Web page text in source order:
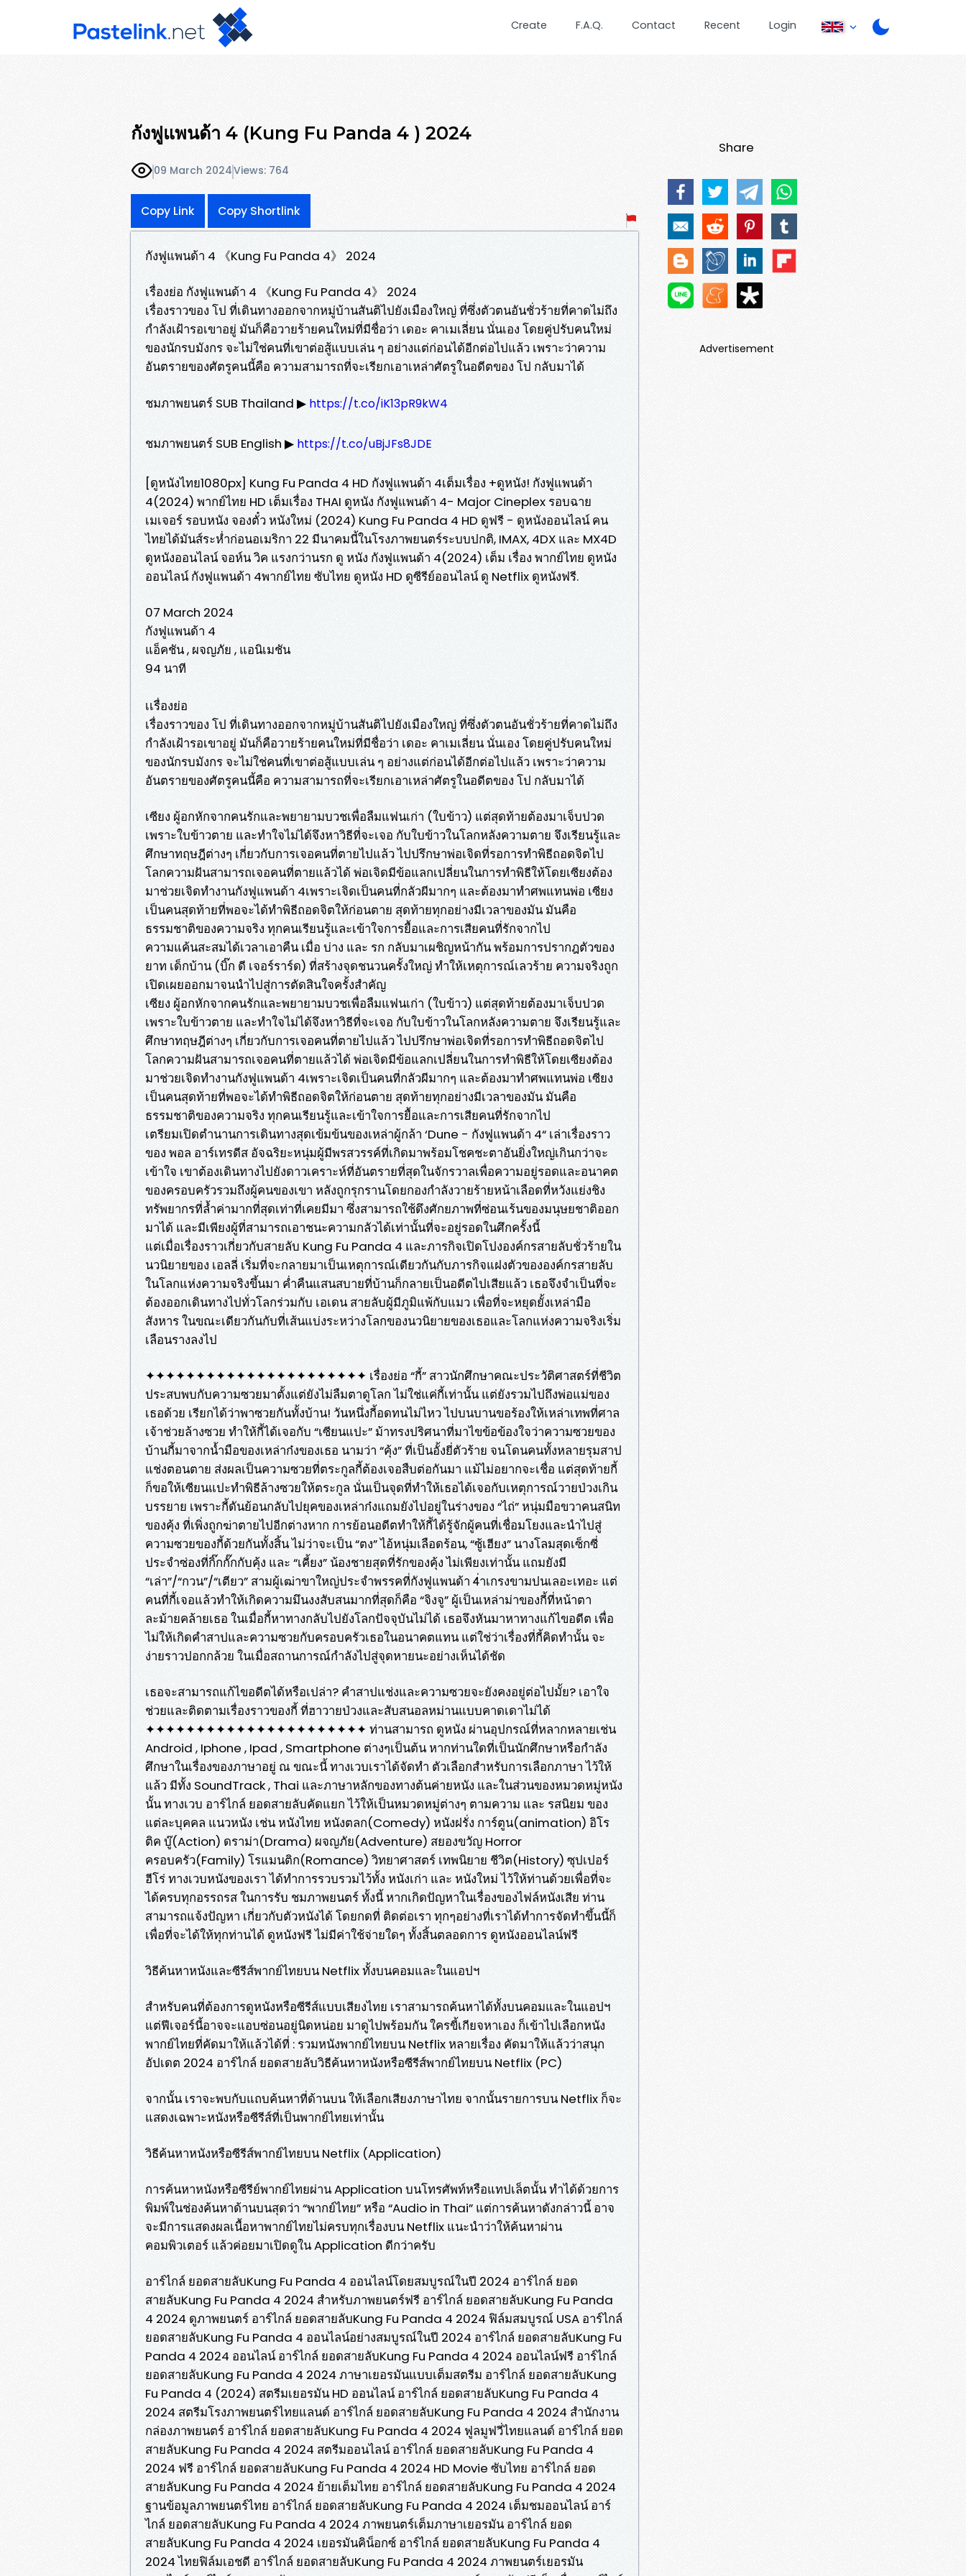
Create F.A.Q. Contact Recent Login
กังฟูแพนด้า 4 (Kung Fu Panda 4 ) 2024
09 March 2024Views: 764
Copy Link Copy Shortlink
กังฟูแพนด้า 4 《Kung Fu Panda 4》 2024
เรื่องย่อ กังฟูแพนด้า 4 《Kung Fu Panda 4》 2024
เรื่องราวของ โป ที่เดินทางออกจากหมู่บ้านสันติไปยังเมืองใหญ่ ที่ซึ่งตัวตนอันชั่วร้ายที่คาดไม่ถึง
กำลังเฝ้ารอเขาอยู่ มันก็คือวายร้ายคนใหม่ที่มีชื่อว่า เดอะ คาเมเลี่ยน นั่นเอง โดยคู่ปรับคนใหม่
ของนักรบมังกร จะไม่ใช่คนที่เขาต่อสู้แบบเล่น ๆ อย่างแต่ก่อนได้อีกต่อไปแล้ว เพราะว่าความ
อันตรายของศัตรูคนนี้คือ ความสามารถที่จะเรียกเอาเหล่าศัตรูในอดีตของ โป กลับมาได้
ชมภาพยนตร์ SUB Thailand ▶ https://t.co/iK13pR9kW4
ชมภาพยนตร์ SUB English ▶ https://t.co/uBjJFs8JDE
[ดูหนังไทย1080px] Kung Fu Panda 4 HD กังฟูแพนด้า 4เต็มเรื่อง +ดูหนัง! กังฟูแพนด้า
4(2024) พากย์ไทย HD เต็มเรื่อง THAI ดูหนัง กังฟูแพนด้า 4- Major Cineplex รอบฉาย
เมเจอร์ รอบหนัง จองตั๋ว หนังใหม่ (2024) Kung Fu Panda 4 HD ดูฟรี - ดูหนังออนไลน์ คน
ไทยได้มันส์ระห่ำก่อนอเมริกา 22 มีนาคมนี้ในโรงภาพยนตร์ระบบปกติ, IMAX, 4DX และ MX4D
ดูหนังออนไลน์ จอห์น วิค แรงกว่านรก ดู หนัง กังฟูแพนด้า 4(2024) เต็ม เรื่อง พากย์ไทย ดูหนัง
ออนไลน์ กังฟูแพนด้า 4พากย์ไทย ซับไทย ดูหนัง HD ดูซีรีย์ออนไลน์ ดู Netflix ดูหนังฟรี.
07 March 2024
กังฟูแพนด้า 4
แอ็คชัน , ผจญภัย , แอนิเมชัน
94 นาที
เเรื่องย่อ
เรื่องราวของ โป ที่เดินทางออกจากหมู่บ้านสันติไปยังเมืองใหญ่ ที่ซึ่งตัวตนอันชั่วร้ายที่คาดไม่ถึง
กำลังเฝ้ารอเขาอยู่ มันก็คือวายร้ายคนใหม่ที่มีชื่อว่า เดอะ คาเมเลี่ยน นั่นเอง โดยคู่ปรับคนใหม่
ของนักรบมังกร จะไม่ใช่คนที่เขาต่อสู้แบบเล่น ๆ อย่างแต่ก่อนได้อีกต่อไปแล้ว เพราะว่าความ
อันตรายของศัตรูคนนี้คือ ความสามารถที่จะเรียกเอาเหล่าศัตรูในอดีตของ โป กลับมาได้
เซียง ผู้อกหักจากคนรักและพยายามบวชเพื่อลืมแฟนเก่า (ใบข้าว) แต่สุดท้ายต้องมาเจ็บปวด
เพราะใบข้าวตาย และทำใจไม่ได้จึงหาวิธีที่จะเจอ กับใบข้าวในโลกหลังความตาย จึงเรียนรู้และ
ศึกษาทฤษฎีต่างๆ เกี่ยวกับการเจอคนที่ตายไปแล้ว ไปปรึกษาพ่อเจิดที่รอการทำพิธีถอดจิตไป
โลกความฝันสามารถเจอคนที่ตายแล้วได้ พ่อเจิดมีข้อแลกเปลี่ยนในการทำพิธีให้โดยเซียงต้อง
มาช่วยเจิดทำงานกังฟูแพนด้า 4เพราะเจิดเป็นคนที่กลัวผีมากๆ และต้องมาทำศพแทนพ่อ เซียง
เป็นคนสุดท้ายที่พอจะได้ทำพิธีถอดจิตให้ก่อนตาย สุดท้ายทุกอย่างมีเวลาของมัน มันคือ
ธรรมชาติของความจริง ทุกคนเรียนรู้และเข้าใจการยื้อและการเสียคนที่รักจากไป
ความแค้นสะสมได้เวลาเอาคืน เมื่อ บ่าง และ รก กลับมาเผชิญหน้ากัน พร้อมการปรากฎตัวของ
ยาท เด็กบ้าน (บิ๊ก ดี เจอร์ราร์ด) ที่สร้างจุดชนวนครั้งใหญ่ ทำให้เหตุการณ์เลวร้าย ความจริงถูก
เปิดเผยออกมาจนนำไปสู่การตัดสินใจครั้งสำคัญ
เซียง ผู้อกหักจากคนรักและพยายามบวชเพื่อลืมแฟนเก่า (ใบข้าว) แต่สุดท้ายต้องมาเจ็บปวด
เพราะใบข้าวตาย และทำใจไม่ได้จึงหาวิธีที่จะเจอ กับใบข้าวในโลกหลังความตาย จึงเรียนรู้และ
ศึกษาทฤษฎีต่างๆ เกี่ยวกับการเจอคนที่ตายไปแล้ว ไปปรึกษาพ่อเจิดที่รอการทำพิธีถอดจิตไป
โลกความฝันสามารถเจอคนที่ตายแล้วได้ พ่อเจิดมีข้อแลกเปลี่ยนในการทำพิธีให้โดยเซียงต้อง
มาช่วยเจิดทำงานกังฟูแพนด้า 4เพราะเจิดเป็นคนที่กลัวผีมากๆ และต้องมาทำศพแทนพ่อ เซียง
เป็นคนสุดท้ายที่พอจะได้ทำพิธีถอดจิตให้ก่อนตาย สุดท้ายทุกอย่างมีเวลาของมัน มันคือ
ธรรมชาติของความจริง ทุกคนเรียนรู้และเข้าใจการยื้อและการเสียคนที่รักจากไป
เตรียมเปิดตำนานการเดินทางสุดเข้มข้นของเหล่าผู้กล้า ‘Dune - กังฟูแพนด้า 4“ เล่าเรื่องราว
ของ พอล อาร์เทรดีส อัจฉริยะหนุ่มผู้มีพรสวรรค์ที่เกิดมาพร้อมโชคชะตาอันยิ่งใหญ่เกินกว่าจะ
เข้าใจ เขาต้องเดินทางไปยังดาวเคราะห์ที่อันตรายที่สุดในจักรวาลเพื่อความอยู่รอดและอนาคต
ของครอบครัวรวมถึงผู้คนของเขา หลังถูกรุกรานโดยกองกำลังวายร้ายหน้าเลือดที่หวังแย่งชิง
ทรัพยากรที่ล้ำค่ามากที่สุดเท่าที่เคยมีมา ซึ่งสามารถใช้ดึงศักยภาพที่ซ่อนเร้นของมนุษยชาติออก
มาได้ และมีเพียงผู้ที่สามารถเอาชนะความกลัวได้เท่านั้นที่จะอยู่รอดในศึกครั้งนี้
แต่เมื่อเรื่องราวเกี่ยวกับสายลับ Kung Fu Panda 4 และภารกิจเปิดโปงองค์กรสายลับชั่วร้ายใน
นวนิยายของ เอลลี่ เริ่มที่จะกลายมาเป็นเหตุการณ์เดียวกันกับภารกิจแฝงตัวขององค์กรสายลับ
ในโลกแห่งความจริงขึ้นมา คํ่าคืนแสนสบายที่บ้านก็กลายเป็นอดีตไปเสียแล้ว เธอจึงจำเป็นที่จะ
ต้องออกเดินทางไปทั่วโลกร่วมกับ เอเดน สายลับผู้มีภูมิแพ้กับแมว เพื่อที่จะหยุดยั้งเหล่ามือ
สังหาร ในขณะเดียวกันกับที่เส้นแบ่งระหว่างโลกของนวนิยายของเธอและโลกแห่งความจริงเริ่ม
เลือนรางลงไป
✦✦✦✦✦✦✦✦✦✦✦✦✦✦✦✦✦✦✦✦✦✦ เรื่องย่อ “กี้” สาวนักศึกษาคณะประวัติศาสตร์ที่ชีวิต
ประสบพบกับความซวยมาตั้งแต่ยังไม่ลืมตาดูโลก ไม่ใช่แค่กี้เท่านั้น แต่ยังรวมไปถึงพ่อแม่ของ
เธอด้วย เรียกได้ว่าพาซวยกันทั้งบ้าน! วันหนึ่งกี้อดทนไม่ไหว ไปบนบานขอร้องให้เหล่าเทพที่ศาล
เจ้าช่วยล้างซวย ทำให้กี้ได้เจอกับ “เซียนแปะ” ม้าทรงปริศนาที่มาไขข้อข้องใจว่าความซวยของ
บ้านกี้มาจากน้ำมือของเหล่าก๋งของเธอ นามว่า “คุ้ง” ที่เป็นอั้งยี่ตัวร้าย จนโดนคนทั้งหลายรุมสาป
แช่งตอนตาย ส่งผลเป็นความซวยที่ตระกูลกี้ต้องเจอสืบต่อกันมา แม้ไม่อยากจะเชื่อ แต่สุดท้ายกี้
ก็ขอให้เซียนแปะทำพิธีล้างซวยให้ตระกูล นั่นเป็นจุดที่ทำให้เธอได้เจอกับเหตุการณ์วายป่วงเกิน
บรรยาย เพราะกี้ดันย้อนกลับไปยุคของเหล่าก๋งแถมยังไปอยู่ในร่างของ “ไถ่” หนุ่มมือขวาคนสนิท
ของคุ้ง ที่เพิ่งถูกฆ่าตายไปอีกต่างหาก การย้อนอดีตทำให้กี้ได้รู้จักผู้คนที่เชื่อมโยงและนำไปสู่
ความซวยของกี้ด้วยกันทั้งสิ้น ไม่ว่าจะเป็น “ตง” ไอ้หนุ่มเลือดร้อน, “ซู้เฮียง” นางโลมสุดเซ็กซี่
ประจำซ่องที่กิ๊กกั๊กกับคุ้ง และ “เคี้ยง” น้องชายสุดที่รักของคุ้ง ไม่เพียงเท่านั้น แถมยังมี
“เล่า”/“กวน”/“เตียว” สามผู้เฒ่าขาใหญ่ประจำพรรคที่กังฟูแพนด้า 4่าเกรงขามปนเลอะเทอะ แต่
คนที่กี้เจอแล้วทำให้เกิดความมึนงงสับสนมากที่สุดก็คือ “จิงจู” ผู้เป็นเหล่าม่าของกี้ที่หน้าตา
ละม้ายคล้ายเธอ ในเมื่อกี้หาทางกลับไปยังโลกปัจจุบันไม่ได้ เธอจึงหันมาหาทางแก้ไขอดีต เพื่อ
ไม่ให้เกิดคำสาปและความซวยกับครอบครัวเธอในอนาคตแทน แต่ใช่ว่าเรื่องที่กี้คิดทำนั้น จะ
ง่ายราวปอกกล้วย ในเมื่อสถานการณ์กำลังไปสู่จุดหายนะอย่างเห็นได้ชัด
เธอจะสามารถแก้ไขอดีตได้หรือเปล่า? คำสาปแช่งและความซวยจะยังคงอยู่ต่อไปมั้ย?​ เอาใจ
ช่วยและติดตามเรื่องราวของกี้ ที่ฮาวายป่วงและสับสนอลหม่านแบบคาดเดาไม่ได้
✦✦✦✦✦✦✦✦✦✦✦✦✦✦✦✦✦✦✦✦✦✦ ท่านสามารถ ดูหนัง ผ่านอุปกรณ์ที่หลากหลายเช่น
Android , Iphone , Ipad , Smartphone ต่างๆเป็นต้น หากท่านใดที่เป็นนักศึกษาหรือกำลัง
ศึกษาในเรื่องของภาษาอยู่ ณ ขณะนี้ ทางเวบเราได้จัดทำ ตัวเลือกสำหรับการเลือกภาษา ไว้ให้
แล้ว มีทั้ง SoundTrack , Thai และภาษาหลักของทางต้นค่ายหนัง และในส่วนของหมวดหมู่หนัง
นั้น ทางเวบ อาร์ไกล์ ยอดสายลับคัดแยก ไว้ให้เป็นหมวดหมู่ต่างๆ ตามความ และ รสนิยม ของ
แต่ละบุคคล แนวหนัง เช่น หนังไทย หนังตลก(Comedy) หนังฝรั่ง การ์ตูน(animation) อิโร
ติค บู๊(Action) ดราม่า(Drama) ผจญภัย(Adventure) สยองขวัญ Horror
ครอบครัว(Family) โรแมนติก(Romance) วิทยาศาสตร์ เทพนิยาย ชีวิต(History) ซุปเปอร์
ฮีโร่ ทางเวบหนังของเรา ได้ทำการรวบรวมไว้ทั้ง หนังเก่า และ หนังใหม่ ไว้ให้ท่านด้วยเพื่อที่จะ
ได้ครบทุกอรรถรส ในการรับ ชมภาพยนตร์ ทั้งนี้ หากเกิดปัญหาในเรื่องของไฟล์หนังเสีย ท่าน
สามารถแจ้งปัญหา เกี่ยวกับตัวหนังได้ โดยกดที่ ติดต่อเรา ทุกๆอย่างที่เราได้ทำการจัดทำขึ้นนี้ก็
เพื่อที่จะได้ให้ทุกท่านได้ ดูหนังฟรี ไม่มีค่าใช้จ่ายใดๆ ทั้งสิ้นตลอดการ ดูหนังออนไลน์ฟรี
วิธีค้นหาหนังและซีรีส์พากย์ไทยบน Netflix ทั้งบนคอมและในแอปฯ
สำหรับคนที่ต้องการดูหนังหรือซีรีส์แบบเสียงไทย เราสามารถค้นหาได้ทั้งบนคอมและในแอปฯ
แต่ฟีเจอร์นี้อาจจะแอบซ่อนอยู่นิดหน่อย มาดูไปพร้อมกัน ใครขี้เกียจหาเอง ก็เข้าไปเลือกหนัง
พากย์ไทยที่คัดมาให้แล้วได้ที่ : รวมหนังพากย์ไทยบน Netflix หลายเรื่อง คัดมาให้แล้วว่าสนุก
อัปเดต 2024 อาร์ไกล์ ยอดสายลับวิธีค้นหาหนังหรือซีรีส์พากย์ไทยบน Netflix (PC)
จากนั้น เราจะพบกับแถบค้นหาที่ด้านบน ให้เลือกเสียงภาษาไทย จากนั้นรายการบน Netflix ก็จะ
แสดงเฉพาะหนังหรือซีรีส์ที่เป็นพากย์ไทยเท่านั้น
วิธีค้นหาหนังหรือซีรีส์พากย์ไทยบน Netflix (Application)
การค้นหาหนังหรือซีรีย์พากย์ไทยผ่าน Application บนโทรศัพท์หรือแทปเล็ตนั้น ทำได้ด้วยการ
พิมพ์ในช่องค้นหาด้านบนสุดว่า “พากย์ไทย” หรือ “Audio in Thai” แต่การค้นหาดังกล่าวนี้ อาจ
จะมีการแสดงผลเนื้อหาพากย์ไทยไม่ครบทุกเรื่องบน Netflix แนะนำว่าให้ค้นหาผ่าน
คอมพิวเตอร์ แล้วค่อยมาเปิดดูใน Application ดีกว่าครับ
อาร์ไกล์ ยอดสายลับKung Fu Panda 4 ออนไลน์โดยสมบูรณ์ในปี 2024 อาร์ไกล์ ยอด
สายลับKung Fu Panda 4 2024 สำหรับภาพยนตร์ฟรี อาร์ไกล์ ยอดสายลับKung Fu Panda
4 2024 ดูภาพยนตร์ อาร์ไกล์ ยอดสายลับKung Fu Panda 4 2024 ฟิล์มสมบูรณ์ USA อาร์ไกล์
ยอดสายลับKung Fu Panda 4 ออนไลน์อย่างสมบูรณ์ในปี 2024 อาร์ไกล์ ยอดสายลับKung Fu
Panda 4 2024 ออนไลน์ อาร์ไกล์ ยอดสายลับKung Fu Panda 4 2024 ออนไลน์ฟรี อาร์ไกล์
ยอดสายลับKung Fu Panda 4 2024 ภาษาเยอรมันแบบเต็มสตรีม อาร์ไกล์ ยอดสายลับKung
Fu Panda 4 (2024) สตรีมเยอรมัน HD ออนไลน์ อาร์ไกล์ ยอดสายลับKung Fu Panda 4
2024 สตรีมโรงภาพยนตร์ไทยแลนด์ อาร์ไกล์ ยอดสายลับKung Fu Panda 4 2024 สํานักงาน
กล่องภาพยนตร์ อาร์ไกล์ ยอดสายลับKung Fu Panda 4 2024 ฟูลมูฟวี่ไทยแลนด์ อาร์ไกล์ ยอด
สายลับKung Fu Panda 4 2024 สตรีมออนไลน์ อาร์ไกล์ ยอดสายลับKung Fu Panda 4
2024 ฟรี อาร์ไกล์ ยอดสายลับKung Fu Panda 4 2024 HD Movie ซับไทย อาร์ไกล์ ยอด
สายลับKung Fu Panda 4 2024 ย้ายเต็มไทย อาร์ไกล์ ยอดสายลับKung Fu Panda 4 2024
ฐานข้อมูลภาพยนตร์ไทย อาร์ไกล์ ยอดสายลับKung Fu Panda 4 2024 เต็มชมออนไลน์ อาร์
ไกล์ ยอดสายลับKung Fu Panda 4 2024 ภาพยนตร์เต็มภาษาเยอรมัน อาร์ไกล์ ยอด
สายลับKung Fu Panda 4 2024 เยอรมันคิน็อกซ์ อาร์ไกล์ ยอดสายลับKung Fu Panda 4
2024 ไทยฟิล์มเอชดี อาร์ไกล์ ยอดสายลับKung Fu Panda 4 2024 ภาพยนตร์เยอรมัน
Share
Advertisement